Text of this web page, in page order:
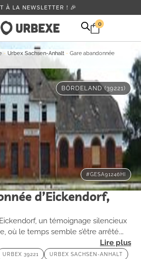
À LA NEWSLETTER ! 🎉
0
- Urbex Sachsen-Anhalt - Gare abandonnée
BÖRDELAND (39221)
#GESA91246HI
d’Eickendorf,
un témoignage silencieux
où le temps semble s’être arrêté.
au cœur du passé ferroviaire
URBEX 39221 URBEX SACHSEN-ANHALT